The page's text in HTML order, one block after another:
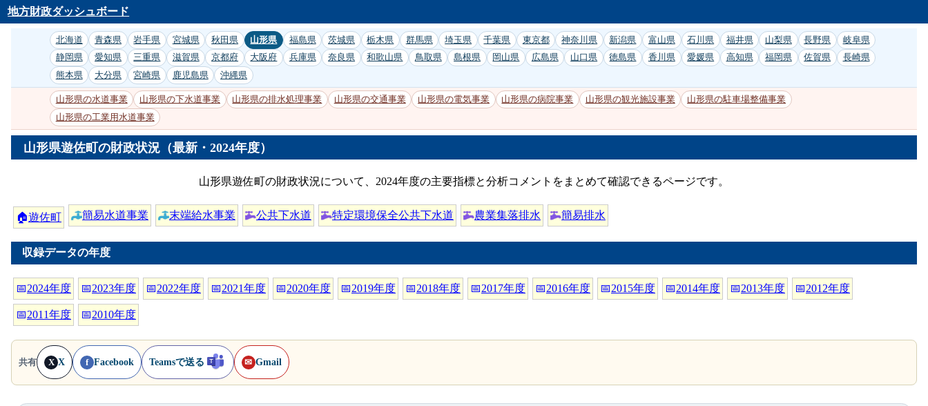
地方財政ダッシュボード
北海道 青森県 岩手県 宮城県 秋田県 山形県 福島県 茨城県 栃木県 群馬県 埼玉県 千葉県 東京都 神奈川県 新潟県 富山県 石川県 福井県 山梨県 長野県
岐阜県
静岡県
愛知県 三重県 滋賀県 京都府 大阪府 兵庫県 奈良県 和歌山県 鳥取県 島根県 岡山県 広島県 山口県 徳島県 香川県 愛媛県 高知県 福岡県 佐賀県
長崎県
熊本県
大分県 宮崎県 鹿児島県 沖縄県
山形県の水道事業 山形県の下水道事業 山形県の排水処理事業 山形県の交通事業 山形県の電気事業 山形県の病院事業 山形県の観光施設事業
山形県の駐車場整備事業
山形県の工業用水道事業
山形県遊佐町の財政状況（最新・2024年度）
山形県遊佐町の財政状況について、2024年度の主要指標と分析コメントをまとめて確認できるページです。
🏠遊佐町 簡易水道事業 末端給水事業 公共下水道 特定環境保全公共下水道 農業集落排水 簡易排水
収録データの年度
📅2024年度 📅2023年度 📅2022年度 📅2021年度 📅2020年度 📅2019年度 📅2018年度 📅2017年度 📅2016年度 📅2015年度 📅2014年度 📅2013年度 📅2012年度
📅2011年度 📅2010年度
共有 X X f Facebook Teamsで送る ✉ Gmail